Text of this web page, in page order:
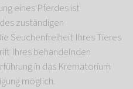
eines Pferdes ist
zuständigen
Seuchenfreiheit Ihres Tieres
Ihres behandelnden
in das Krematorium
möglich.